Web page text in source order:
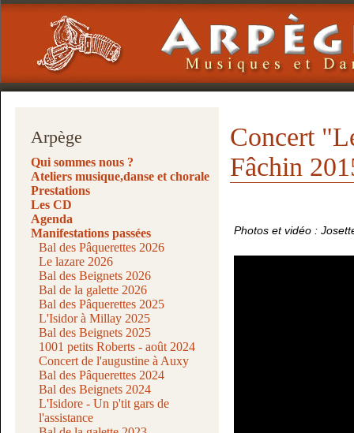
Arpège
Qui sommes nous ?
Ateliers musique,danse et chorale
Prestations
Les CD
Agenda
Manifestations passées
Bal des Pâquerettes 2026
Le lazare 2026
Bal des Beignets 2026
Bal de la galette 2026
Bal des Pâquerettes 2025
L'Isidor à Millay 2025
Bal des Beignets 2025
1001 petits Roberts - août 2024
Concert de l'augustine à Auxy
Bal des Pâquerettes 2024
Bal des Beignets 2024
L'Isidore - Un p'tit gars de
l'assistance
Concert
Fâchin
Photos et vidéo :